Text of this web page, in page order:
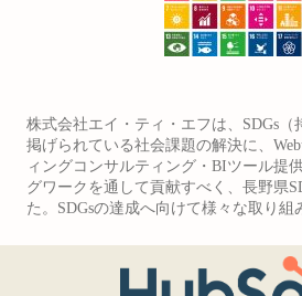
株式会社エイ・ティ・エフは、SDGs（
掲げられている社会課題の解決に、
ィングコンサルティング・BIツール提
グワークを通して貢献すべく、長野県
た。SDGsの達成へ向けて様々な取り組